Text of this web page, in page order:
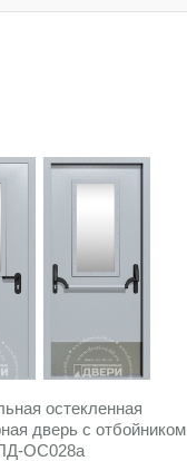
остекленная
дверь с отбойником
ОС028a